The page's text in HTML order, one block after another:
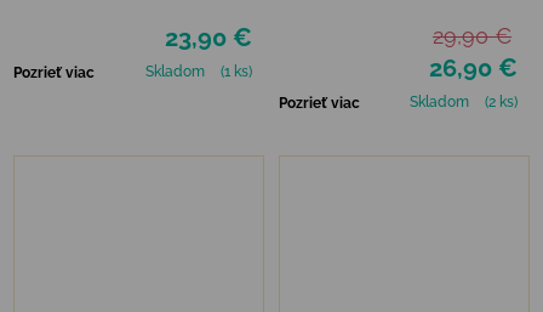
23,90 €
Pozrieť viac Skladom (1 ks) 26,90 €
29,90 €
Pozrieť viac Skladom (2 ks)